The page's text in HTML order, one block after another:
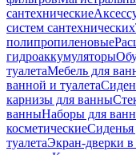
сантехнические
систем сантехнических
полипропиленовые
гидроаккумуляторы
туалетаМебель для
ванной и туалета
карнизы для ванны
ванныНаборы для
косметические
туалетаЭкран-дверки в